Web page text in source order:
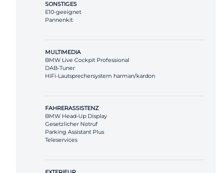
SONSTIGES
E10-geeignet
Pannenkit
MULTIMEDIA
BMW Live Cockpit Professional
DAB-Tuner
HiFi-Lautsprechersystem harman/kardon
FAHRERASSISTENZ
BMW Head-Up Display
Gesetzlicher Notruf
Parking Assistant Plus
Teleservices